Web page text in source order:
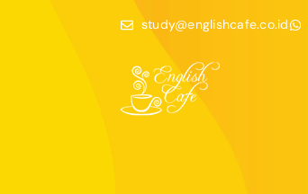
study@englishcafe.co.id